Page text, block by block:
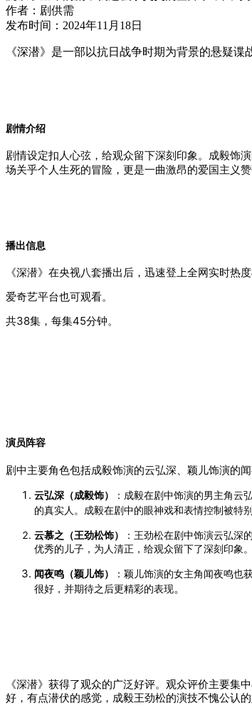
作者： 剧供需
发布时间： 2024年11月18日
《深潜》是一部以抗日战争时期为背景的悬疑
剧情介绍
剧情设定扣人心弦，给观众留下深刻印象。成毅饰
场关乎个人生死的冒险，更是一曲激昂的爱国主义赞
播出信息
《深潜》在央视八套播出后，迅速登上全网实时热
爱奇艺平台也可观看。
共38集，每集45分钟。
演员阵容
剧中主要角色包括成毅饰演的云弘深、颖儿饰演的
云弘深（成毅饰） ： 成毅在剧中饰演的男主角云
的真实人。 成毅在剧中的眼神戏和表情控制被特
云慕之（王劲松饰）
：王劲松在剧中饰演云弘深
优秀的儿子，为人清正，给观众留下了深刻印象。
闻夜鸣（颖儿饰） ： 颖儿饰演的女主角闻夜鸣也
很好，并期待之后更精彩的表现。
《深潜》获得了观众的广泛好评。观众评价主要集
好，有点潜伏的感觉，成毅王劲松的演技不愧公认